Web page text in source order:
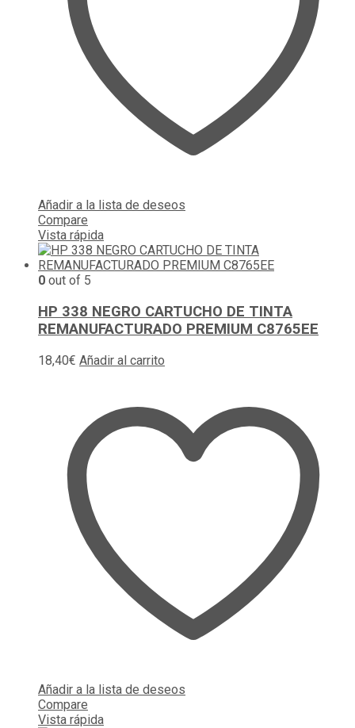
Añadir a la lista de deseos
Compare
Vista rápida
0 out of 5
HP 338 NEGRO CARTUCHO DE TINTA
REMANUFACTURADO PREMIUM C8765EE
18,40€ Añadir al carrito
Añadir a la lista de deseos
Compare
Vista rápida